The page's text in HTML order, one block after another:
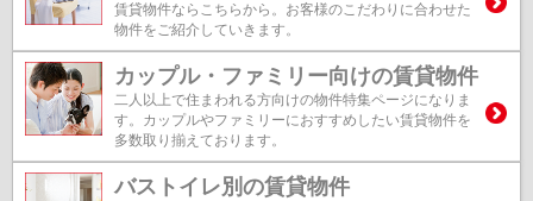
賃貸物件ならこちらから。お客様のこだわりに合わせた
物件をご紹介していきます。
カップル・ファミリー向けの賃貸物件
二人以上で住まわれる方向けの物件特集ページになりま
す。カップルやファミリーにおすすめしたい賃貸物件を
多数取り揃えております。
バストイレ別の賃貸物件